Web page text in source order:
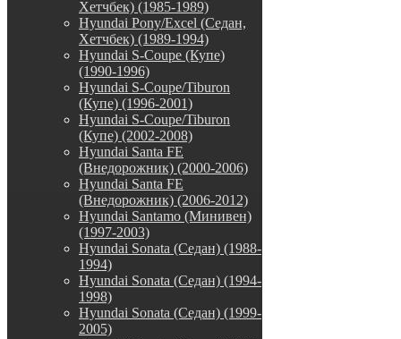
Хетчбек) (1985-1989)
Hyundai Pony/Excel (Седан,
Хетчбек) (1989-1994)
Hyundai S-Coupe (Купе)
(1990-1996)
Hyundai S-Coupe/Tiburon
(Купе) (1996-2001)
Hyundai S-Coupe/Tiburon
(Купе) (2002-2008)
Hyundai Santa FE
(Внедорожник) (2000-2006)
Hyundai Santa FE
(Внедорожник) (2006-2012)
Hyundai Santamo (Минивен)
(1997-2003)
Hyundai Sonata (Седан) (1988-
1994)
Hyundai Sonata (Седан) (1994-
1998)
Hyundai Sonata (Седан) (1999-
2005)